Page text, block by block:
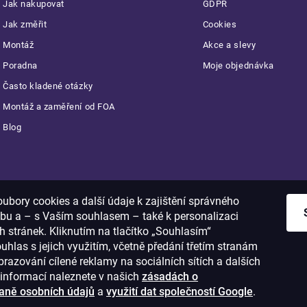
cookies a další údaje k zajištění správného
a – s Vaším souhlasem – také k personalizaci
stránek. Kliknutím na tlačítko „Souhlasím“
s jejich využitím, včetně předání třetím stranám
cílené reklamy na sociálních sítích a dalších
naleznete v našich zásadách o
osobních údajů a využití dat společností Google.
Jak nakupovat
Jak změřit
Montáž
Poradna
Často kladené otázky
Montáž a zaměření od FOA
Blog
GDPR
Cookies
Akce a slevy
Moje objednávka
Platba: